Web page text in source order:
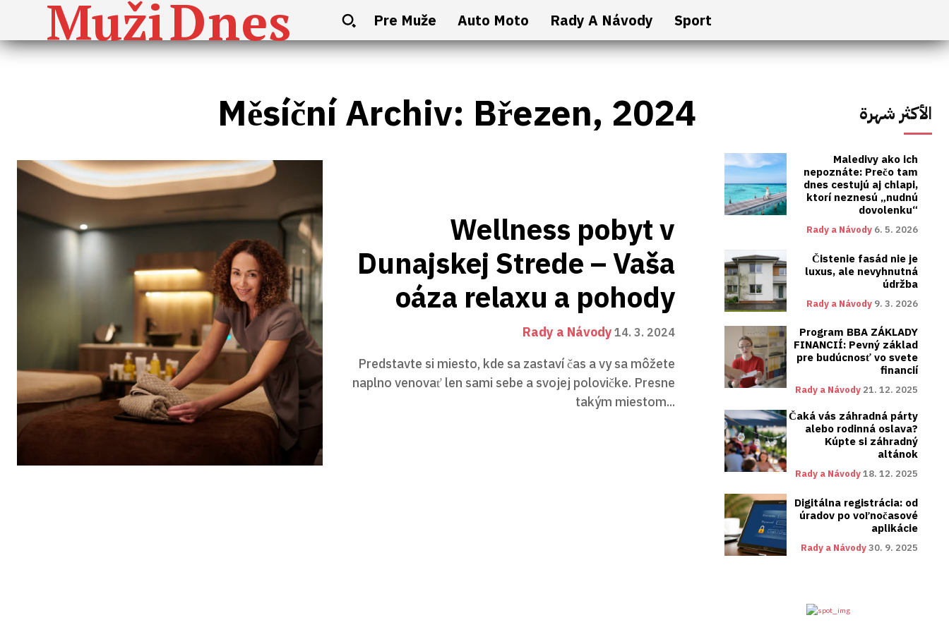
MužiDnes Pre Muže Auto Moto Rady A Návody Sport
Měsíční Archiv: Březen, 2024
Wellness pobyt v
Dunajskej Strede – Vaša
oáza relaxu a pohody
Rady a Návody14. 3. 2024
Predstavte si miesto, kde sa zastaví čas a vy sa môžete
naplno venovať len sami sebe a svojej polovičke. Presne
takým miestom...
الأكثر شهرة
Maledivy ako ich
nepoznáte: Prečo tam
dnes cestujú aj chlapi,
ktorí neznesú „nudnú
dovolenku“
Rady a Návody 6. 5. 2026
Čistenie fasád nie je
luxus, ale nevyhnutná
údržba
Rady a Návody 9. 3. 2026
Program BBA ZÁKLADY
FINANCIÍ: Pevný základ
pre budúcnosť vo svete
financií
Rady a Návody 21. 12. 2025
Čaká vás záhradná párty
alebo rodinná oslava?
Kúpte si záhradný
altánok
Rady a Návody18. 12. 2025
Digitálna registrácia: od
úradov po voľnočasové
aplikácie
Rady a Návody30. 9. 2025